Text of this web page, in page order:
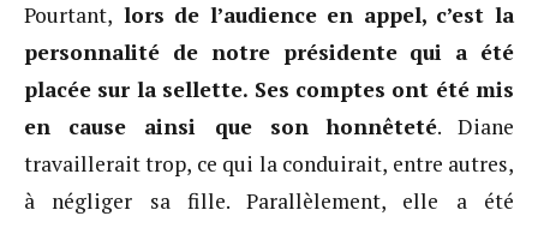
Pourtant, lors de l’audience en appel, c’est la
personnalité de notre présidente qui a été
placée sur la sellette. Ses comptes ont été mis
en cause ainsi que son honnêteté. Diane
travaillerait trop, ce qui la conduirait, entre autres,
à négliger sa fille. Parallèlement, elle a été